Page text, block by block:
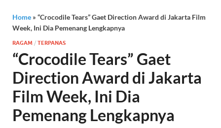
Home » “Crocodile Tears” Gaet Direction Award di Jakarta Film
Week, Ini Dia Pemenang Lengkapnya
RAGAM / TERPANAS
“Crocodile Tears” Gaet
Direction Award di Jakarta
Film Week, Ini Dia
Pemenang Lengkapnya